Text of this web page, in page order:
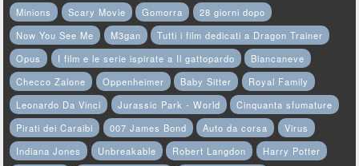
Minions Scary Movie Gomorra
28 giorni dopo
Now You See Me
M3gan
Tutti i film dedicati a Dragon Trainer
Opus
I film e le serie ispirate a Il gattopardo
Biancaneve
Checco Zalone
Oppenheimer Baby Sitter
Royal Family
Leonardo Da Vinci
Jurassic Park - World
Cinquanta sfumature
Pirati dei Caraibi
007 James Bond Auto da corsa
Virus
Indiana Jones
Unbreakable Robert Langdon
Harry Potter